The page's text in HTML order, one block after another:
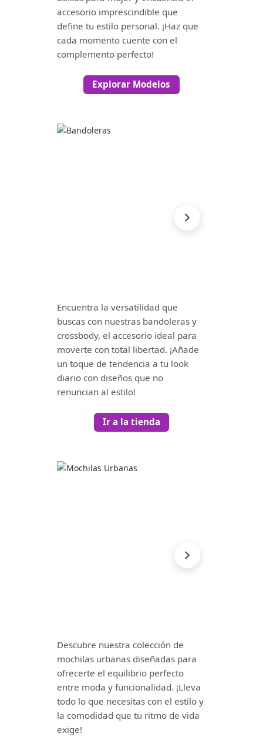
accesorio imprescindible que
define tu estilo personal. ¡Haz que
cada momento cuente con el
complemento perfecto!
Explorar Modelos
Encuentra la versatilidad que
buscas con nuestras bandoleras y
crossbody, el accesorio ideal para
moverte con total libertad. ¡Añade
un toque de tendencia a tu look
diario con diseños que no
renuncian al estilo!
Ir a la tienda
Descubre nuestra colección de
mochilas urbanas diseñadas para
ofrecerte el equilibrio perfecto
entre moda y funcionalidad. ¡Lleva
todo lo que necesitas con el estilo y
la comodidad que tu ritmo de vida
exige!